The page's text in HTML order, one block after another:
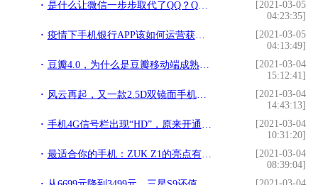
是什么让微信一步步取代了QQ？QQ真的输给微信了吗？你们会选谁呢!
[2021-03-05
04:23:35]
疫情下手机银行APP该如何运营获客和活客？!
[2021-03-05
04:13:49]
豆瓣4.0，为什么是豆瓣移动端成熟的标志!
[2021-03-04
15:12:41]
风云再起，又一款2.5D双镜面手机开售!
[2021-03-04
14:43:13]
手机4G信号栏出现“HD”，原来开通了这项业务，现在知道还不晚!
[2021-03-04
10:31:20]
最适合你的手机：ZUK Z1的亮点有哪些？!
[2021-03-04
08:39:04]